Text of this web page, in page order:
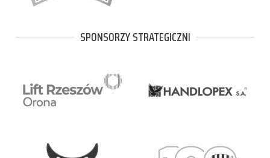
SPONSORZY STRATEGICZNI